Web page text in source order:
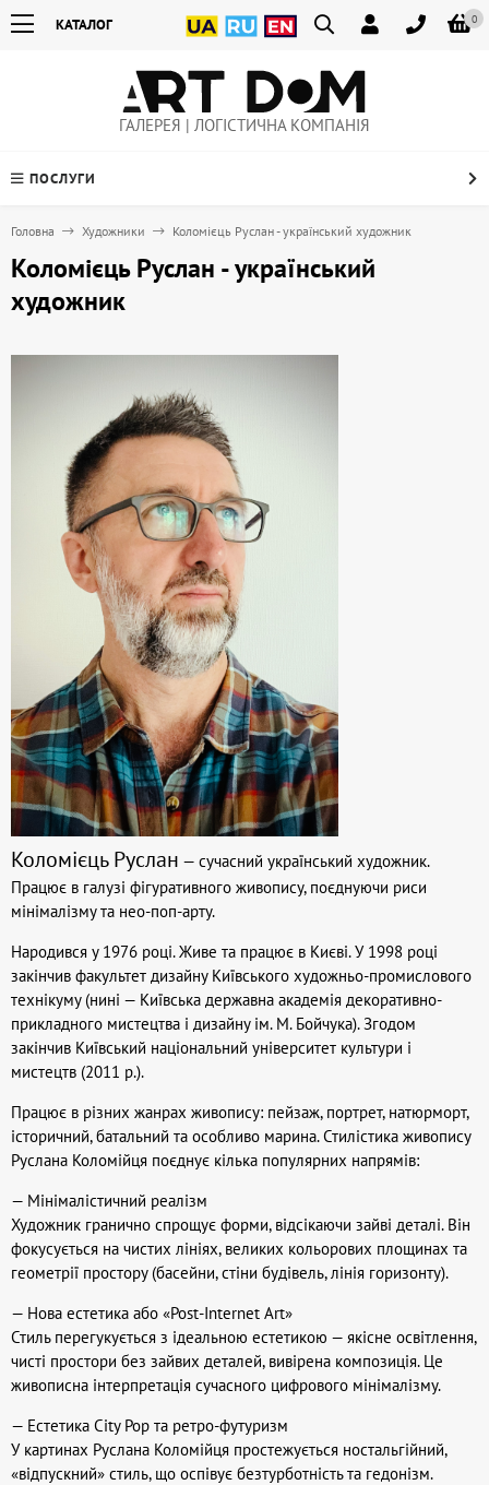
0
КАТАЛОГ
ГАЛЕРЕЯ | ЛОГІСТИЧНА КОМПАНІЯ
ПОСЛУГИ
Головна Художники Коломієць Руслан - український художник
Коломієць Руслан - український
художник
Коломієць Руслан — сучасний український художник.
Працює в галузі фігуративного живопису, поєднуючи риси
мінімалізму та нео-поп-арту.
Народився у 1976 році. Живе та працює в Києві. У 1998 році
закінчив факультет дизайну Київського художньо-промислового
технікуму (нині — Київська державна академія декоративно-
прикладного мистецтва і дизайну ім. М. Бойчука). Згодом
закінчив Київський національний університет культури і
мистецтв (2011 р.).
Працює в різних жанрах живопису: пейзаж, портрет, натюрморт,
історичний, батальний та особливо марина. Стилістика живопису
Руслана Коломійця поєднує кілька популярних напрямів:
— Мінімалістичний реалізм
Художник гранично спрощує форми, відсікаючи зайві деталі. Він
фокусується на чистих лініях, великих кольорових площинах та
геометрії простору (басейни, стіни будівель, лінія горизонту).
— Нова естетика або «Post-Internet Art»
Стиль перегукується з ідеальною естетикою — якісне освітлення,
чисті простори без зайвих деталей, вивірена композиція. Це
живописна інтерпретація сучасного цифрового мінімалізму.
— Естетика City Pop та ретро-футуризм
У картинах Руслана Коломійця простежується ностальгійний,
«відпускний» стиль, що оспівує безтурботність та гедонізм.